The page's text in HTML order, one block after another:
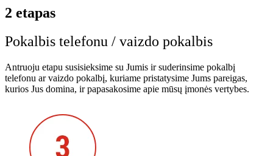
2 etapas
Pokalbis telefonu / vaizdo pokalbis
Antruoju etapu susisieksime su Jumis ir suderinsime pokalbį
telefonu ar vaizdo pokalbį, kuriame pristatysime Jums pareigas,
kurios Jus domina, ir papasakosime apie mūsų įmonės vertybes.